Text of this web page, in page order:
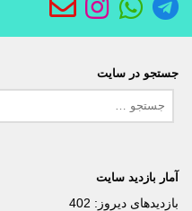
جستجو در سایت
آمار بازدید سایت
بازدیدهای دیروز: 402